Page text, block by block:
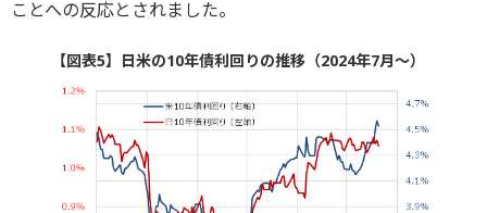
ことへの反応とされました。
【図表5】日米の10年債利回りの推移（2024年7月～）